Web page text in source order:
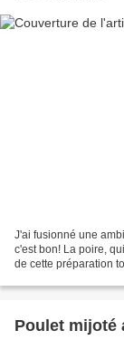
J'ai fusionné une
c'est bon! La poire,
de cette préparation
Poulet mijoté